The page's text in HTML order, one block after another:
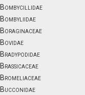
Bombycillidae
Bombyliidae
Boraginaceae
Bovidae
Bradypodidae
Brassicaceae
Bromeliaceae
Bucconidae